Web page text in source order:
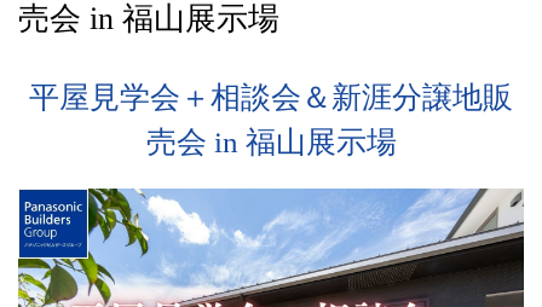
売会 in 福山展示場
平屋見学会＋相談会＆新涯分譲地販
売会 in 福山展示場